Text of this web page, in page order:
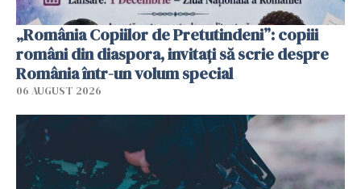
„România Copiilor de Pretutindeni”: copiii
români din diaspora, invitați să scrie despre
România într-un volum special
06 AUGUST 2026